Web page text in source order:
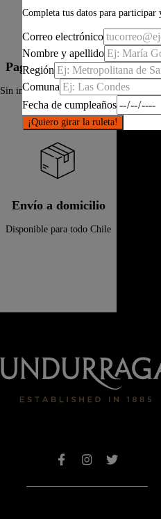
Paga hasta 6 cuotas
Sin interés por Mercado Pago
Envío a domicilio
Disponible para todo Chile
Completa tus datos para
Correo electrónico
Nombre y apellido
Región
Comuna
Fecha de cumpleaños
¡Quiero girar la ruleta!